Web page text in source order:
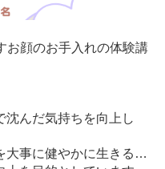
お顔のお手入れの体験講
沈んだ気持ちを向上し
大事に健やかに生きる…